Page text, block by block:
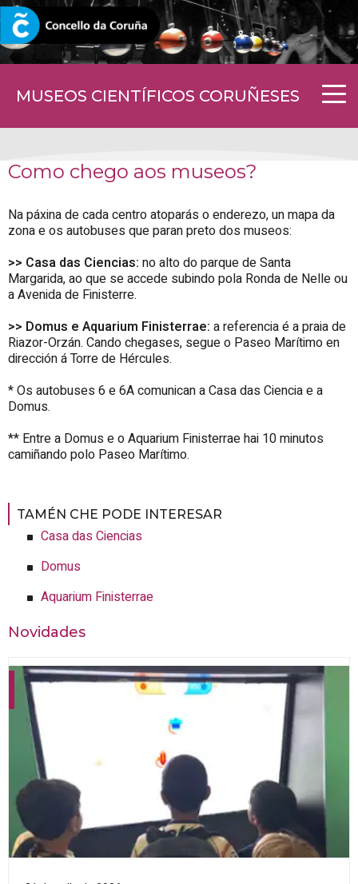
MUSEOS CIENTÍFICOS CORUÑESES
CORUNA.GAL
Como chego aos museos?
Na páxina de cada centro atoparás o enderezo, un mapa da
zona e os autobuses que paran preto dos museos:
>> Casa das Ciencias: no alto do parque de Santa
Margarida, ao que se accede subindo pola Ronda de Nelle ou
a Avenida de Finisterre.
>> Domus e Aquarium Finisterrae: a referencia é a praia de
Riazor-Orzán. Cando chegases, segue o Paseo Marítimo en
dirección á Torre de Hércules.
* Os autobuses 6 e 6A comunican a Casa das Ciencia e a
Domus.
** Entre a Domus e o Aquarium Finisterrae hai 10 minutos
camiñando polo Paseo Marítimo.
TAMÉN CHE PODE INTERESAR
Casa das Ciencias
Domus
Aquarium Finisterrae
Novidades